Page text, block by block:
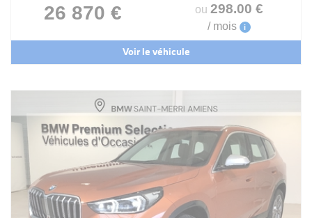
26 870 € ou 298.00 €
/ mois i
Voir le véhicule